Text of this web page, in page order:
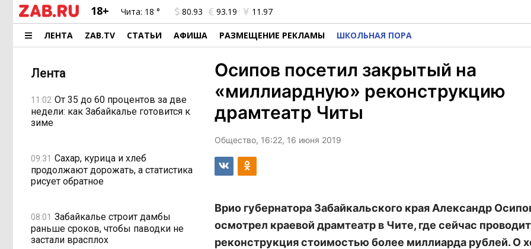
18+ Чита: 18 ° 80.93 93.19 11.97
ЛЕНТА ZAB.TV СТАТЬИ АФИША РАЗМЕЩЕНИЕ РЕКЛАМЫ ШКОЛЬНАЯ ПОРА
Лента
11:02 От 35 до 60 процентов за две
недели: как Забайкалье готовится к
зиме
09:31 Сахар, курица и хлеб
продолжают дорожать, а статистика
рисует обратное
08:01 Забайкалье строит дамбы
раньше сроков, чтобы паводки не
застали врасплох
Осипов посетил закрытый на
«миллиардную» реконструкцию
драмтеатр Читы
Общество, 16:22, 16 июня 2019
Врио губернатора Забайкальского края Александр
осмотрел краевой драмтеатр в Чите, где сейчас
реконструкция стоимостью более миллиарда рублей. О